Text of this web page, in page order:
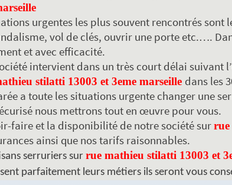
urgentes les plus souvent rencontrés
vol de clés, ouvrir une porte etc.….
et avec efficacité.
intervient dans un très court délai suivant
stilatti 13003 et 3eme marseille dans les
a toute les situations urgente changer une
nous mettrons tout en œuvre pour vous.
faire et la disponibilité de notre société surrue
ainsi que nos tarifs raisonnables.
serruriers sur rue mathieu stilatti 13003 et
parfaitement leurs métiers ils seront vous